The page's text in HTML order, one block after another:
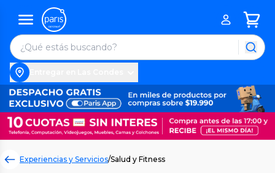
Experiencias y Servicios/Salud y Fitness